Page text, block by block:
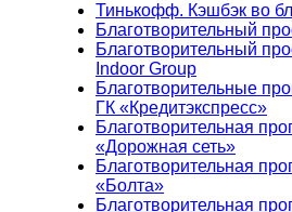
Тинькофф. Кэшбэк во
Благотворительный
Благотворительный
Indoor Group
Благотворительные
ГК «Кредитэкспресс»
Благотворительная
«Дорожная сеть»
Благотворительная
«Болта»
Благотворительная